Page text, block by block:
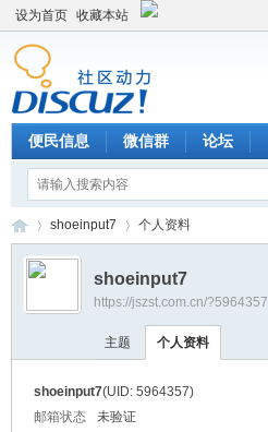
设为首页 收藏本站
便民信息 微信群 论坛
›
shoeinput7 个人资料
shoeinput7
https://jszst.com.cn/?5964357
主题 个人资料
shoeinput7(UID: 5964357)
邮箱状态
未验证